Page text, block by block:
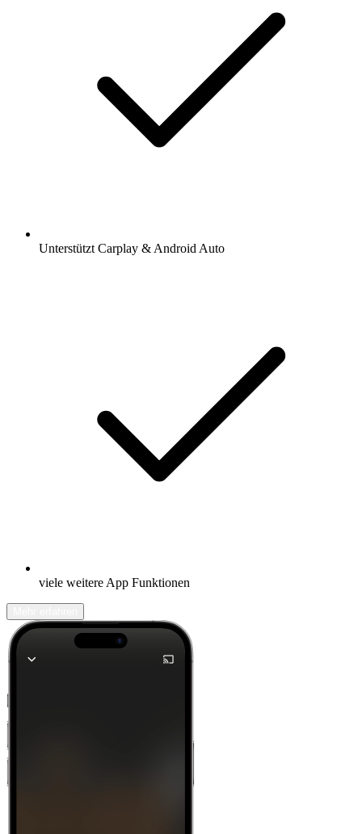
Unterstützt Carplay & Android Auto
viele weitere App Funktionen